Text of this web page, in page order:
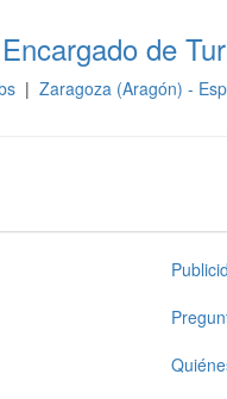
de
| Zaragoza (Aragón) -